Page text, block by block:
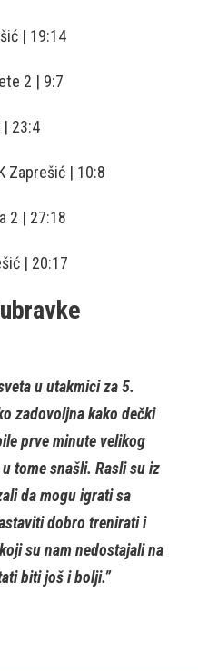
| 19:14
2 | 9:7
| 23:4
Zaprešić | 10:8
2 | 27:18
| 20:17
u utakmici za 5.
zadovoljna kako dečki
prve minute velikog
tome snašli. Rasli su iz
da mogu igrati sa
dobro trenirati i
su nam nedostajali na
biti još i bolji.”